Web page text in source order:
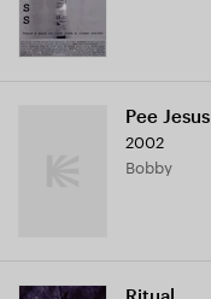
Pee Jesus
2002
Bobby